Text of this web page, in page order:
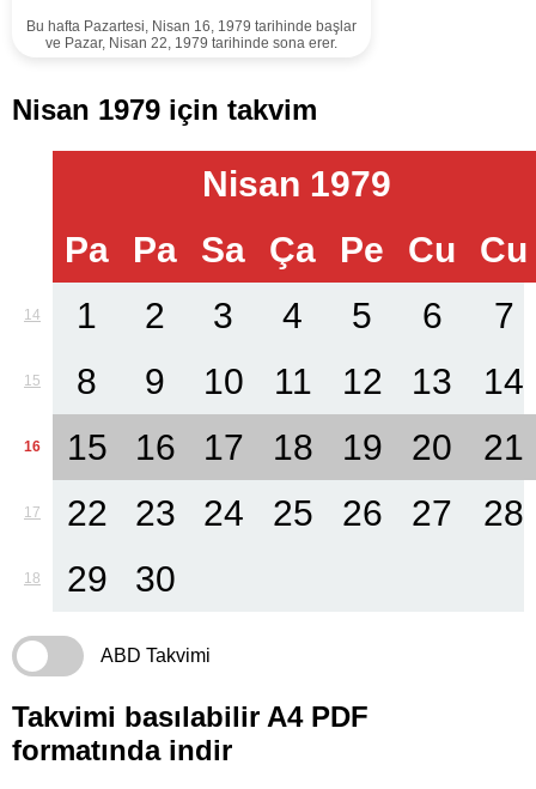
Bu hafta Pazartesi, Nisan 16, 1979 tarihinde başlar
ve Pazar, Nisan 22, 1979 tarihinde sona erer.
Nisan 1979 için takvim
Nisan 1979
Pa
Pa Sa Ça Pe Cu Cu
14 1 2 3 4 5 6 7
15 8 9 10 11 12 13 14
16 15 16 17 18 19 20 21
17 22 23 24 25 26 27 28
18 29 30
ABD Takvimi
Takvimi basılabilir A4 PDF
formatında indir